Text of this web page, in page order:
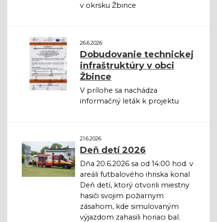
v okrsku Žbince
26.6.2026
Dobudovanie technickej
infraštruktúry v obci
Žbince
V prílohe sa nachádza
informačný leták k projektu
21.6.2026
Deň detí 2026
Dňa 20.6.2026 sa od 14:00 hod. v
areáli futbalového ihriska konal
Deň detí, ktorý otvorili miestny
hasiči svojim požiarnym
zásahom, kde simulovaným
výjazdom zahasili horiaci bal.